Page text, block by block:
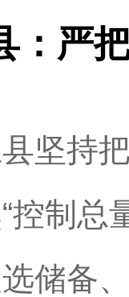
：严
持把
控制总
储备